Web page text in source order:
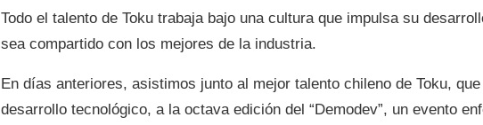
Todo el talento de Toku trabaja bajo una cultura que impulsa su
sea compartido con los mejores de la industria.
En días anteriores, asistimos junto al mejor talento chileno de Toku,
desarrollo tecnológico, a la octava edición del “Demodev”, un evento